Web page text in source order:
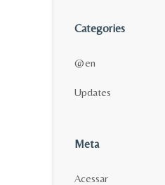
Categories
@en
Updates
Meta
Acessar